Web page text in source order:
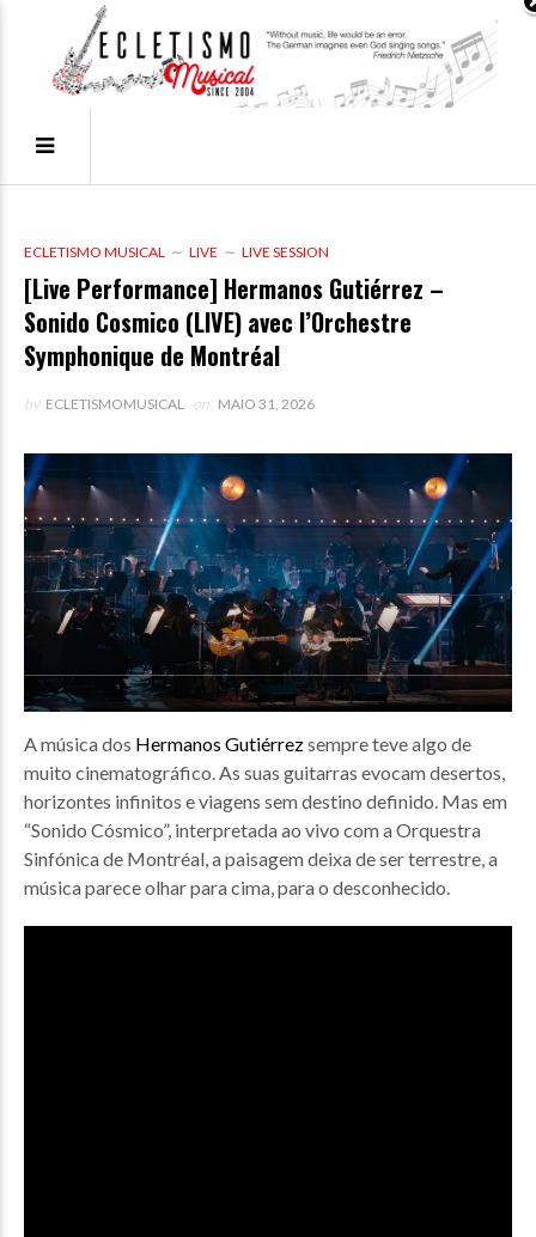
ECLETISMO MUSICAL LIVE LIVE SESSION
[Live Performance] Hermanos Gutiérrez –
Sonido Cosmico (LIVE) avec l’Orchestre
Symphonique de Montréal
by ECLETISMOMUSICAL on MAIO 31, 2026
A música dos Hermanos Gutiérrezsempre teve algo de
muito cinematográfico. As suas guitarras evocam desertos,
horizontes infinitos e viagens sem destino definido. Mas em
“Sonido Cósmico”, interpretada ao vivo com a Orquestra
Sinfónica de Montréal, a paisagem deixa de ser terrestre, a
música parece olhar para cima, para o desconhecido.